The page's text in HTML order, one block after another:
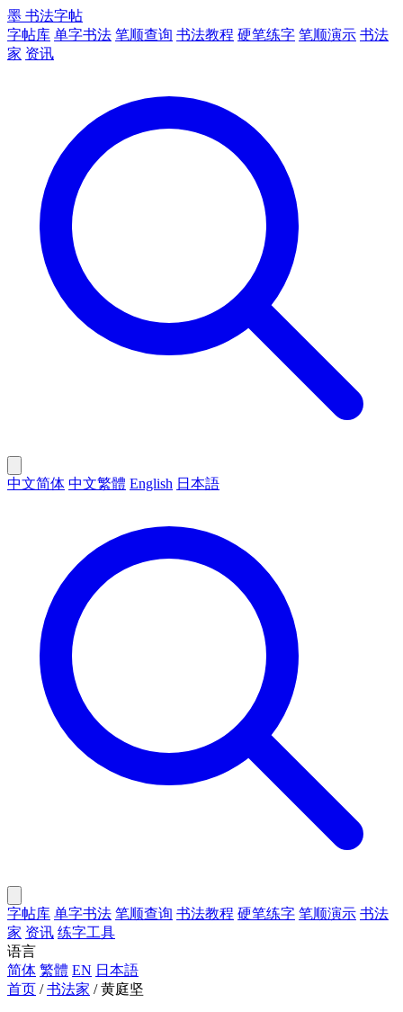
墨 书法字帖
字帖库 单字书法 笔顺查询 书法教程 硬笔练字 笔顺演示 书法
家 资讯
中文简体 中文繁體 English 日本語
字帖库 单字书法 笔顺查询 书法教程 硬笔练字 笔顺演示 书法
家 资讯 练字工具
语言
简体 繁體 EN 日本語
首页 / 书法家 / 黄庭坚